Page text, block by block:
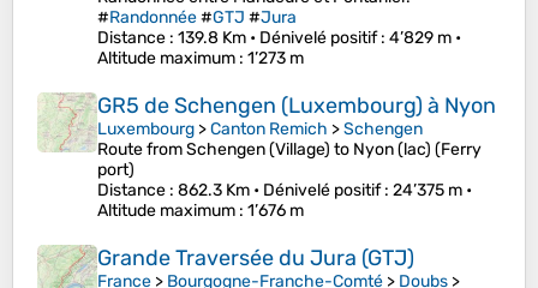
#Randonnée#GTJ #Jura
Distance : 139.8 Km • Dénivelé positif: 4’829 m •
Altitude maximum : 1’273 m
GR5 de Schengen (Luxembourg) à Nyon
Luxembourg >Canton Remich >Schengen
Route from Schengen (Village) to Nyon (lac) (Ferry
port)
Distance : 862.3 Km • Dénivelé positif: 24’375 m •
Altitude maximum : 1’676 m
Grande Traversée du Jura (GTJ)
France > Bourgogne-Franche-Comté > Doubs >